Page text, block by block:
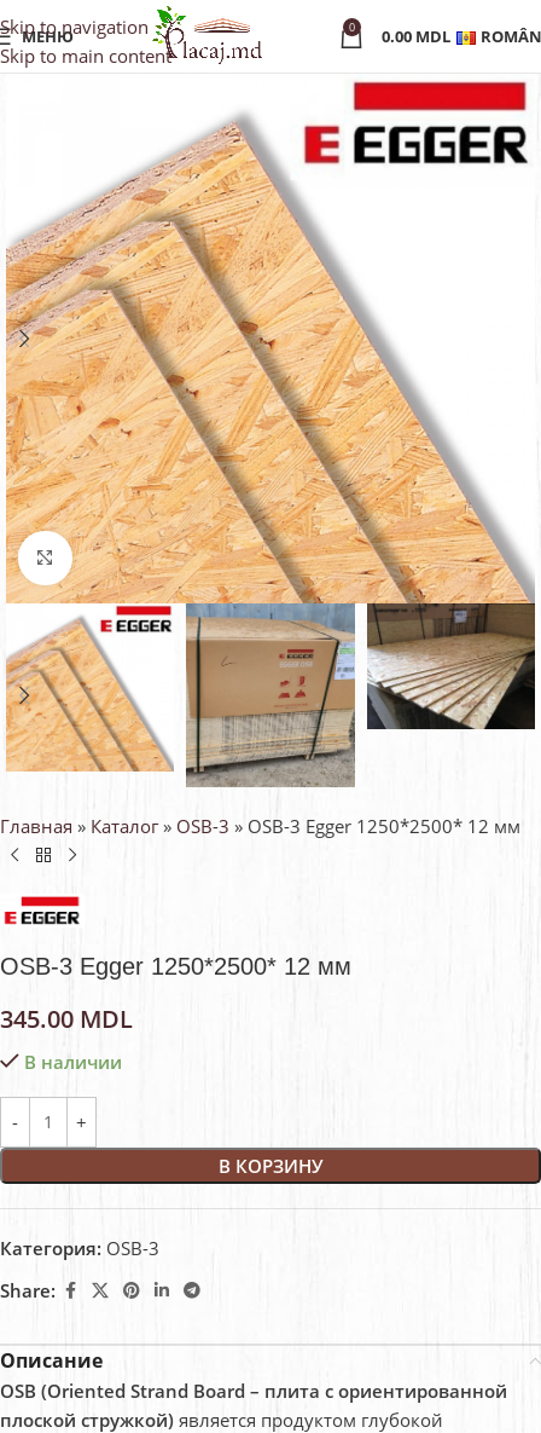
Skip to navigation
Skip to main content
МЕНЮ 0 0.00 MDL
Нажмите, чтобы увеличить
Главная » Каталог» OSB-3 » OSB-3 Egger 1250*2500* 12 мм
OSB-3 Egger 1250*2500* 12 мм
345.00 MDL
В наличии
В КОРЗИНУ
Категория: OSB-3
Share:
Описание
OSB (Oriented Strand Board – плита с ориентированной
плоской стружкой) является продуктом глубокой